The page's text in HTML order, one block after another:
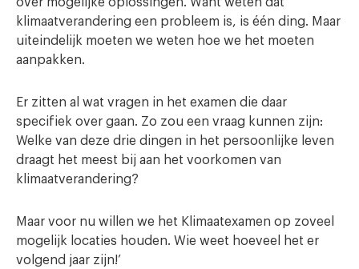
klimaatverandering een probleem is, is één ding. Maar
uiteindelijk moeten we weten hoe we het moeten
aanpakken.
Er zitten al wat vragen in het examen die daar
specifiek over gaan. Zo zou een vraag kunnen zijn:
Welke van deze drie dingen in het persoonlijke leven
draagt het meest bij aan het voorkomen van
klimaatverandering?
Maar voor nu willen we het Klimaatexamen op zoveel
mogelijk locaties houden. Wie weet hoeveel het er
volgend jaar zijn!’